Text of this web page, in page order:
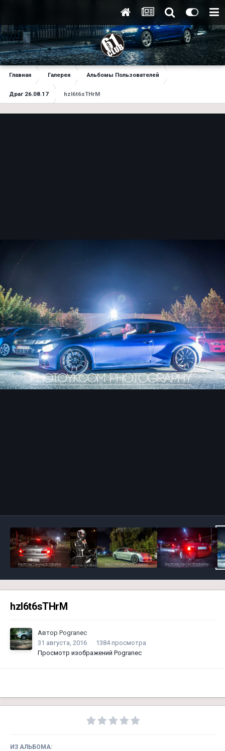
Главная Галерея Альбомы Пользователей
Драг 26.08.17 hzl6t6sTHrM
hzl6t6sTHrM
Автор Pogranec
31 августа, 2016
1384 просмотра
Просмотр изображений Pogranec
ИЗ АЛЬБОМА: